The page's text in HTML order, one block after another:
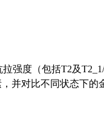
强度（包括T2及
并对比不同状态下的